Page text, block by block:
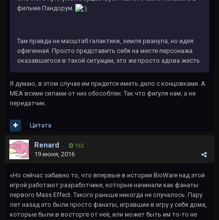
фильме Пандорум.
Там правда не масштаб галактики, земля рванула, но идея
офигенная. Просто представить себя на месте персонажа
оказавшегося в такой ситуации, это же просто адова жесть.
Я думаю, в этом случае им придется иметь дело с концовками. А
МЕА всеми силами от них обособлен. Так что фигуля нам, а не
передатчик.
Цитата
Renard 132
19 июня, 2016
«Но сейчас забавно то, что впервые в истории BioWare над этой
игрой работают разработчики, которые начинали как фанаты
первого Mass Effect. Такого раньше никогда не случалось. Пару
лет назад это были просто фанаты, игравшие в игру у себя дома,
которые были в восторге от неё, или может быть им то-то не